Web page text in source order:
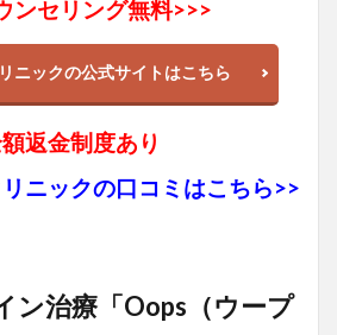
ンセリング無料>>>
ニックの公式サイトはこちら
返金制度あり
ニックの口コミはこちら>>
治療「Oops（ウープ